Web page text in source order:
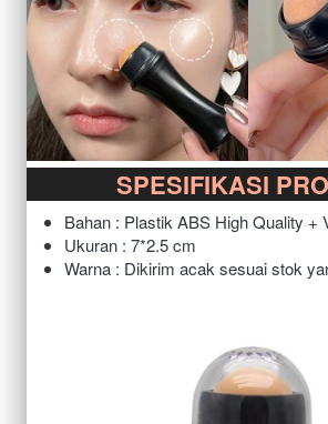
SPESIFIKASI
Bahan : Plastik ABS High Quality +
Ukuran : 7*2.5 cm
Warna : Dikirim acak sesuai stok